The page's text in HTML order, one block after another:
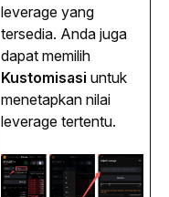
leverage yang
tersedia. Anda juga
dapat memilih
Kustomisasi untuk
menetapkan nilai
leverage tertentu.